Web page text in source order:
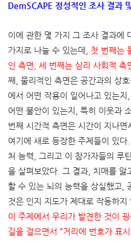
DemSCAPE 정성적인 조사 결과
이에 관한 몇 가지 그 조사 결과에
가지로 나눌 수 있는데, 첫 번째는
인 측면
,세 번째는 심리 사회적 측
째, 물리적인 측면은 공간과의 상
에서 어떤 작용이 일어나고 있는지
어떤 불안이 있는지, 특히 이웃과
번째 시간적 측면은 시간이 지나
여기에 새로 등장한 주제들이 있
처 능력, 그리고 이 참가자들의 루
을 살펴보았다. 그 결과, 치매를 앓
할 수 있는 뇌의 능력을 상실했고,
것은 인지 지도가 제대로 작동하지
이 주제에서 우리가 발견한 것이
길을 걸으면서 “거리에 번호가 표